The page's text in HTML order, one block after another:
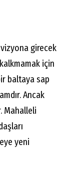
girecek
için
baltaya sap
Ancak
Mahalleli
yeni